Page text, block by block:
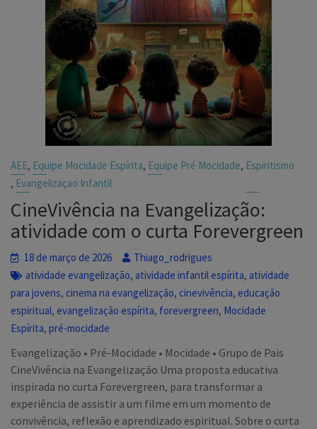
AEE, Equipe Mocidade Espírita, Equipe Pré Mocidade, Espiritismo
, Evangelizaçao Infantil
CineVivência na Evangelização:
atividade com o curta Forevergreen
18 de março de 2026
Thiago_rodrigues
atividade evangelização, atividade infantil espírita, atividade
para jovens, cinema na evangelização, cinevivência, educação
espiritual, evangelização espírita, forevergreen, Mocidade
Espírita,pré-mocidade
Evangelização • Pré-Mocidade • Mocidade • Grupo de Pais
CineVivência na Evangelização Uma proposta educativa
inspirada no curta Forevergreen, para transformar a
experiência de assistir a um filme em um momento de
convivência, reflexão e aprendizado espiritual. Sobre o curta